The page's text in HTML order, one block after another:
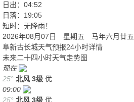
日出：04:52
日落：19:05
短时：无降雨！
2026年08月07日 星期五 马年六月廿五
阜新古长城天气预报24小时详情
未来二十四小时天气走势图
现在
25° 北风 3级 优
09:00
25° 北风 3级 优